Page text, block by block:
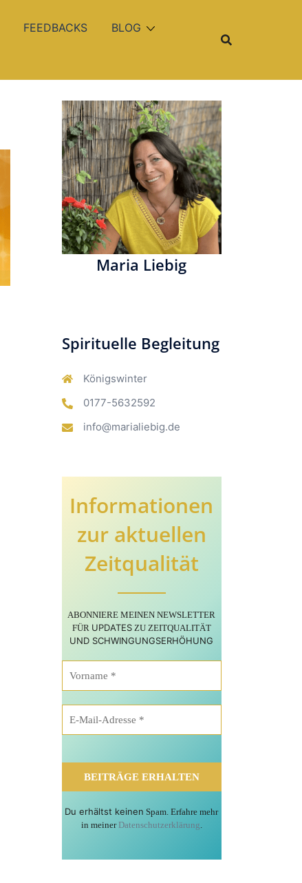
FEEDBACKS
BLOG
Maria Liebig
Spirituelle Begleitung
Königswinter
0177-5632592
info@marialiebig.de
Informationen
zur aktuellen
Zeitqualität
ABONNIERE MEINEN NEWSLETTER
FÜR UPDATESZU ZEITQUALITÄT
UND SCHWINGUNGSERHÖHUNG
Du erhältst keinen Spam. Erfahre mehr
in meiner Datenschutzerklärung.